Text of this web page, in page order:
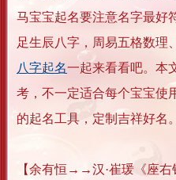
马宝宝起名要注意名字最好
足生辰八字，周易五格数理
八字起名一起来看看吧。本
考，不一定适合每个宝宝使
的起名工具，定制吉祥好名。
【余有恒→→汉·崔瑗《座右